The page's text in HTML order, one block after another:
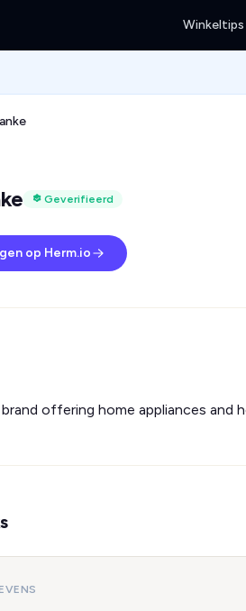
Winkeltips
Geverifieerd
op Herm.io
brand offering home appliances and